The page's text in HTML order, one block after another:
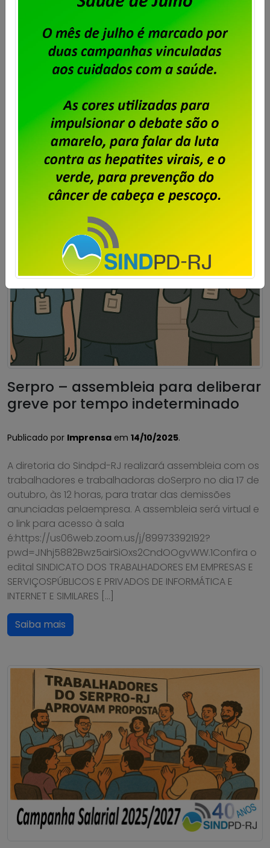
Serpro – assembleia para deliberar
greve por tempo indeterminado
Publicado por Imprensa em 14/10/2025.
A diretoria do Sindpd-RJ realizará assembleia com os
trabalhadores e trabalhadoras doSerpro no dia 17 de
outubro, às 12 horas, para tratar das demissões
anunciadas pelaempresa. A assembleia será virtual e
o link para acesso à sala
é:https://us06web.zoom.us/j/89973392192?
pwd=JNhj5882Bwz5airSiOxs2CndOOgvWW.1Confira o
edital SINDICATO DOS TRABALHADORES EM EMPRESAS E
SERVIÇOSPÚBLICOS E PRIVADOS DE INFORMÁTICA E
INTERNET E SIMILARES […]
Saiba mais